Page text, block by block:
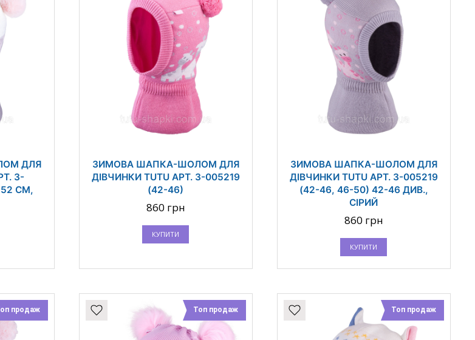
ДЛЯ
3-
СМ,
ЗИМОВА ШАПКА-ШОЛОМ ДЛЯ
ДІВЧИНКИ TUTU АРТ. 3-005219
(42-46)
860 грн
КУПИТИ
ЗИМОВА ШАПКА-ШОЛОМ ДЛЯ
ДІВЧИНКИ TUTU АРТ. 3-005219
(42-46, 46-50) 42-46 ДИВ.,
СІРИЙ
860 грн
КУПИТИ
продаж Топ продаж Топ продаж